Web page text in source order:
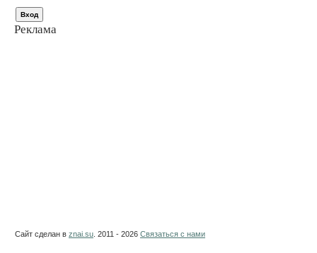
Реклама
Сайт сделан в znai.su . 2011 - 2026 Связаться с нами